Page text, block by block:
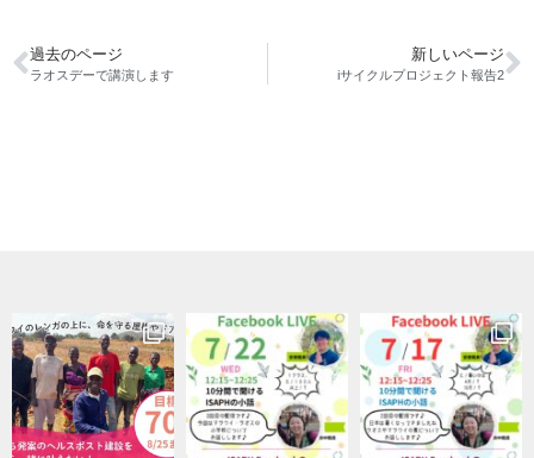
過去のページ
ラオスデーで講演します
新しいページ
iサイクルプロジェクト報告2